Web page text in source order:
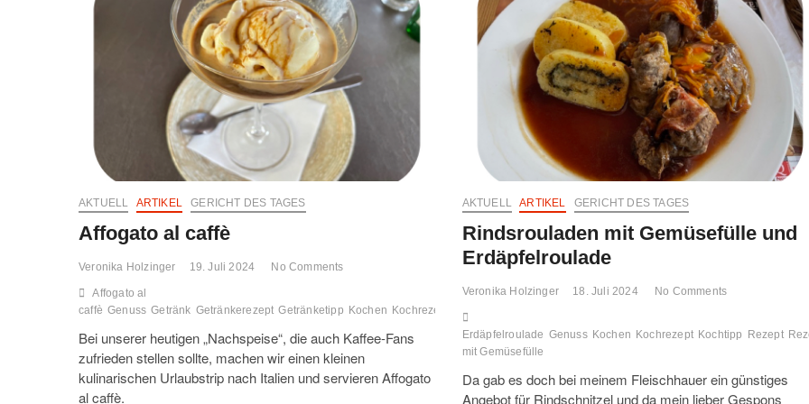
AKTUELL ARTIKEL GERICHT DES TAGES
Affogato al caffè
Veronika Holzinger 19. Juli 2024 No Comments
Affogato al
caffè Genuss Getränk Getränkerezept Getränketipp Kochen Kochrezept Kochtipp
Bei unserer heutigen „Nachspeise“, die auch Kaffee-Fans
zufrieden stellen sollte, machen wir einen kleinen
kulinarischen Urlaubstrip nach Italien und servieren Affogato
al caffè.
AKTUELL ARTIKEL GERICHT DES TAGES
Rindsrouladen mit Gemüsefülle und
Erdäpfelroulade
Veronika Holzinger 18. Juli 2024 No Comments
Erdäpfelroulade Genuss Kochen Kochrezept Kochtipp Rezept
mit Gemüsefülle
Da gab es doch bei meinem Fleischhauer ein günstiges
Angebot für Rindschnitzel und da mein lieber Gespons